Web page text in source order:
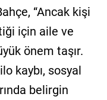
“Ancak kişi
için aile ve
önem taşır.
kaybı, sosyal
belirgin